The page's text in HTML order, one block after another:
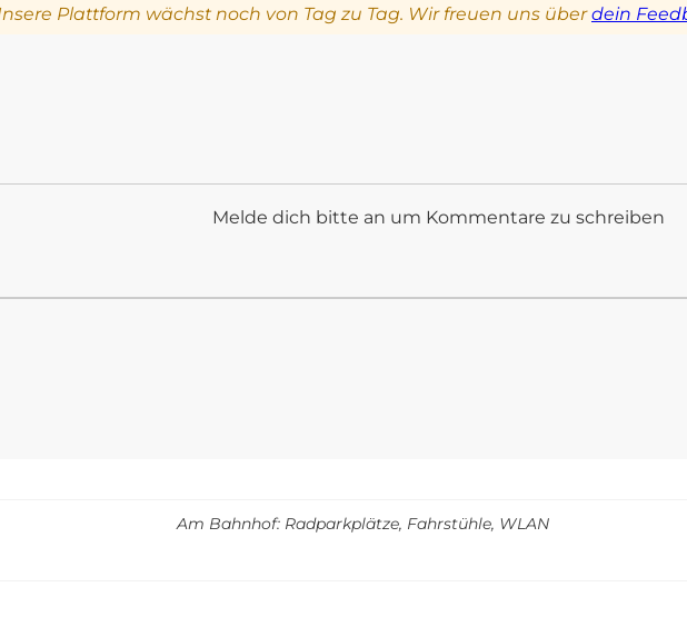
Plattform wächst noch von Tag zu Tag. Wir freuen uns überdein
Melde dich bitte an um Kommentare zu schreiben
Am Bahnhof: Radparkplätze, Fahrstühle, WLAN